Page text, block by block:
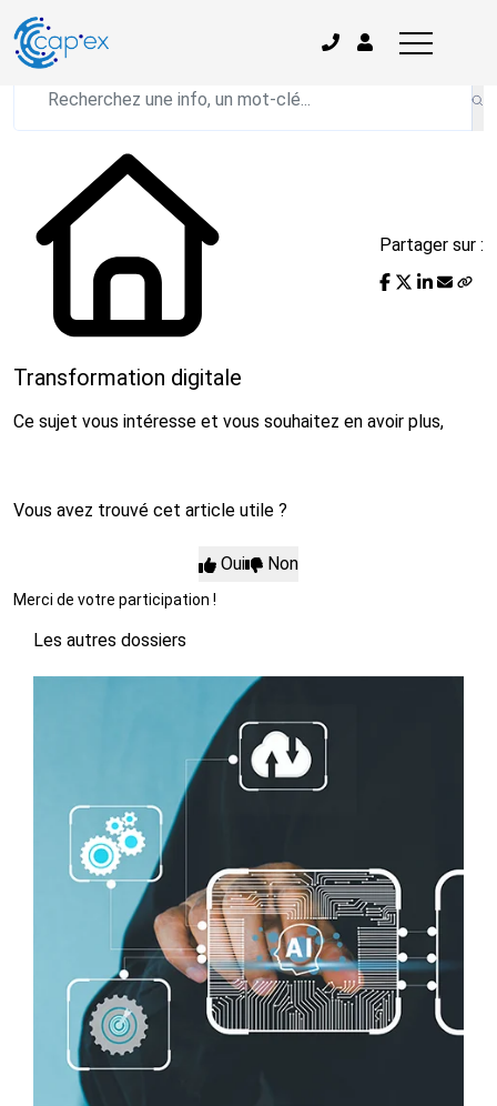
L'actualité du mois
Transformation digitale
Partager sur :
Ce sujet vous intéresse et vous souhaitez en avoir plus,
Vous avez trouvé cet article utile ?
Oui Non
Merci de votre participation !
Les autres dossiers